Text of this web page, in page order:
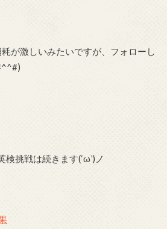
が激しいみたいですが、フォローし
挑戦は続きます(‘ω’)ノ